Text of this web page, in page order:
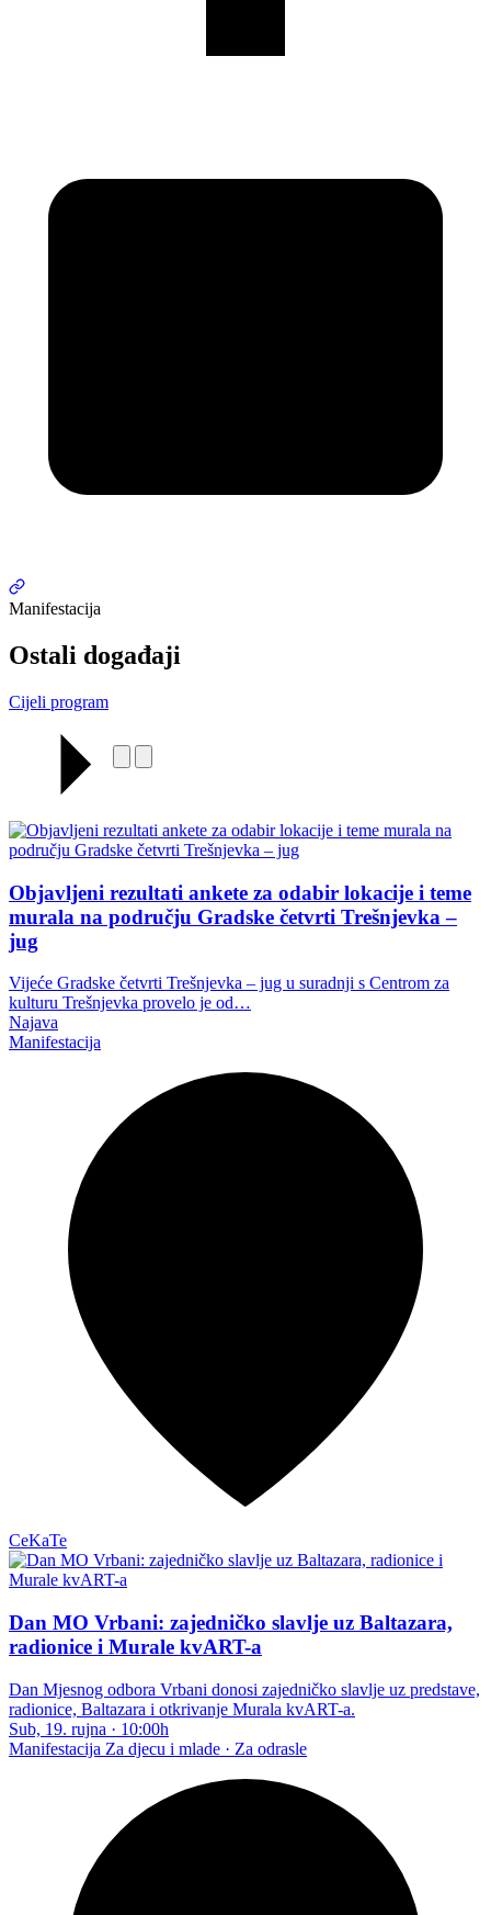
Manifestacija
Ostali događaji
Cijeli program
Objavljeni rezultati ankete za odabir lokacije i teme
murala na području Gradske četvrti Trešnjevka –
jug
Vijeće Gradske četvrti Trešnjevka – jug u suradnji s Centrom za
kulturu Trešnjevka provelo je od…
Najava
Manifestacija
CeKaTe
Dan MO Vrbani: zajedničko slavlje uz Baltazara,
radionice i Murale kvART-a
Dan Mjesnog odbora Vrbani donosi zajedničko slavlje uz predstave,
radionice, Baltazara i otkrivanje Murala kvART-a.
Sub, 19. rujna · 10:00h
Manifestacija Za djecu i mlade · Za odrasle